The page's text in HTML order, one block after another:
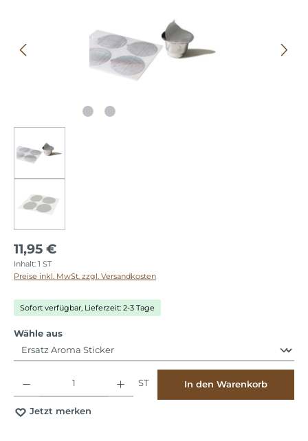
11,95 €
Inhalt: 1 ST
Preise inkl. MwSt. zzgl. Versandkosten
Sofort verfügbar, Lieferzeit: 2-3 Tage
Wähle ausauswählen
ST In den Warenkorb
Jetzt merken